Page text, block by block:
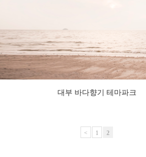
대부 바다향기 테마파크
< 1 2